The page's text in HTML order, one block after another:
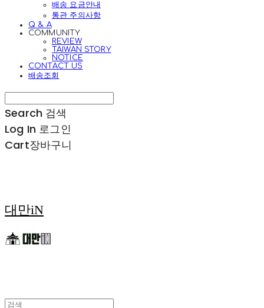
배송 요금안내
통관 주의사항
Q & A
COMMUNITY
REVIEW
TAIWAN STORY
NOTICE
CONTACT US
배송조회
Search 검색
Log In 로그인
Cart장바구니
대만iN